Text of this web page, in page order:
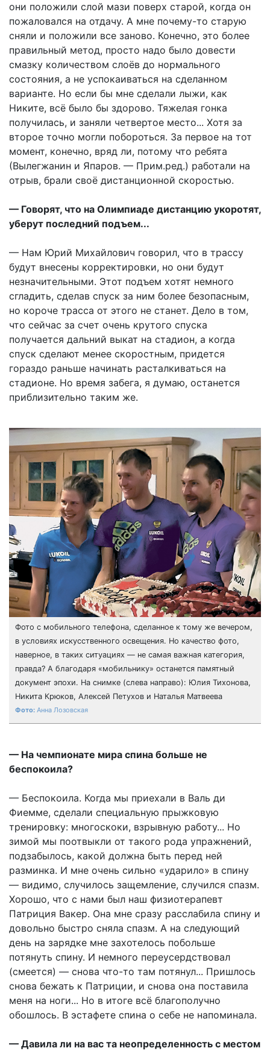
они положили слой мази поверх старой, когда он
пожаловался на отдачу. А мне почему-то старую
сняли и положили все заново. Конечно, это более
правильный метод, просто надо было довести
смазку количеством слоёв до нормального
состояния, а не успокаиваться на сделанном
варианте. Но если бы мне сделали лыжи, как
Никите, всё было бы здорово. Тяжелая гонка
получилась, и заняли четвертое место... Хотя за
второе точно могли побороться. За первое на тот
момент, конечно, вряд ли, потому что ребята
(Вылегжанин и Япаров. — Прим.ред.) работали на
отрыв, брали своё дистанционной скоростью.
— Говорят, что на Олимпиаде дистанцию укоротят,
уберут последний подъем...
— Нам Юрий Михайлович говорил, что в трассу
будут внесены корректировки, но они будут
незначительными. Этот подъем хотят немного
сгладить, сделав спуск за ним более безопасным,
но короче трасса от этого не станет. Дело в том,
что сейчас за счет очень крутого спуска
получается дальний выкат на стадион, а когда
спуск сделают менее скоростным, придется
гораздо раньше начинать расталкиваться на
стадионе. Но время забега, я думаю, останется
приблизительно таким же.
Фото с мобильного телефона, сделанное к тому же вечером,
в условиях искусственного освещения. Но качество фото,
наверное, в таких ситуациях — не самая важная категория,
правда? А благодаря «мобильнику» останется памятный
документ эпохи. На снимке (слева направо): Юлия Тихонова,
Никита Крюков, Алексей Петухов и Наталья Матвеева
Анна Лозовская
— На чемпионате мира спина больше не
беспокоила?
— Беспокоила. Когда мы приехали в Валь ди
Фиемме, сделали специальную прыжковую
тренировку: многоскоки, взрывную работу... Но
зимой мы поотвыкли от такого рода упражнений,
подзабылось, какой должна быть перед ней
разминка. И мне очень сильно «ударило» в спину
— видимо, случилось защемление, случился спазм.
Хорошо, что с нами был наш физиотерапевт
Патриция Вакер. Она мне сразу расслабила спину и
довольно быстро сняла спазм. А на следующий
день на зарядке мне захотелось побольше
потянуть спину. И немного переусердствовал
(смеется) — снова что-то там потянул... Пришлось
снова бежать к Патриции, и снова она поставила
меня на ноги... Но в итоге всё благополучно
обошлось. В эстафете спина о себе не напоминала.
— Давила ли на вас та неопределенность с местом